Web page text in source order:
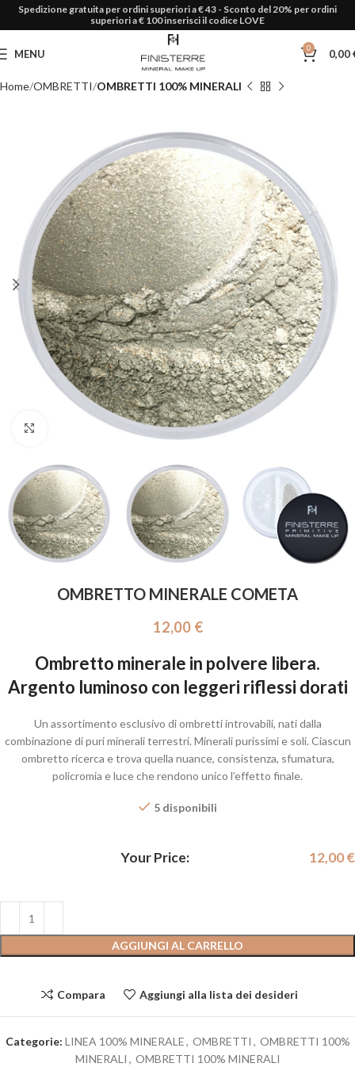
Spedizione gratuita per ordini superiori a € 43 - Sconto del 20% per ordini
superiori a € 100 inserisci il codice LOVE
MENU 0 0,00
Home OMBRETTI OMBRETTI 100% MINERALI
Click to enlarge
OMBRETTO MINERALE COMETA
12,00 €
Ombretto minerale in polvere libera.
Argento luminoso con leggeri riflessi dorati
Un assortimento esclusivo di ombretti introvabili, nati dalla
combinazione di puri minerali terrestri. Minerali purissimi e soli. Ciascun
ombretto ricerca e trova quella nuance, consistenza, sfumatura,
policromia e luce che rendono unico l’effetto finale.
5 disponibili
Your Price: 12,00€
AGGIUNGI AL CARRELLO
Compara Aggiungi alla lista dei desideri
Categorie: LINEA 100% MINERALE, OMBRETTI , OMBRETTI 100%
MINERALI , OMBRETTI 100% MINERALI